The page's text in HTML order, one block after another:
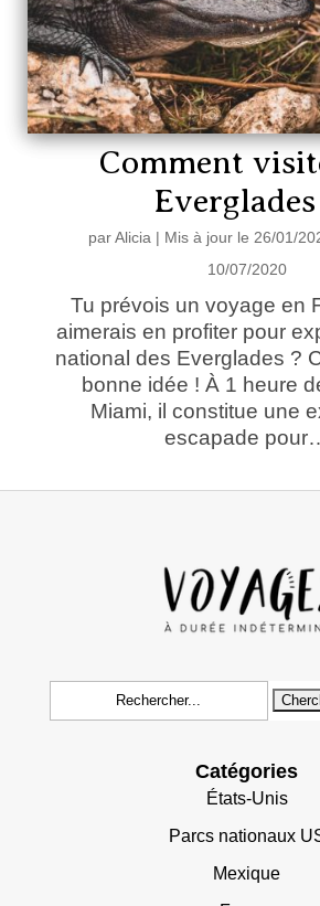
Comment
Everglades
parAlicia | Mis à jour le 26/01/
10/07/2020
Tu prévois un voyage en
aimerais en profiter pour
national des Everglades ?
bonne idée ! À 1 heure
Miami, il constitue une
escapade
Rechercher:
Catégories
États-Unis
Parcs nationaux
Mexique